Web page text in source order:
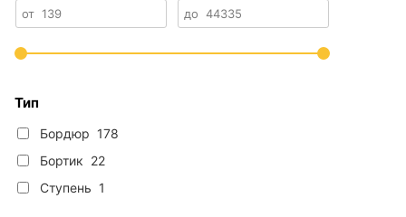
от 139 до 44335
Тип
Бордюр 178
Бортик 22
Ступень 1